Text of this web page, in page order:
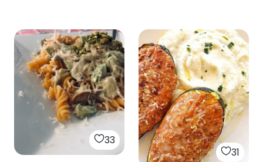
33
31